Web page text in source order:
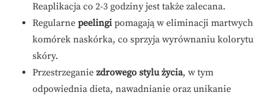
Reaplikacja co 2-3 godziny jest także zalecana.
Regularne peelingi pomagają w eliminacji martwych
komórek naskórka, co sprzyja wyrównaniu kolorytu
skóry.
Przestrzeganie zdrowego stylu życia, w tym
odpowiednia dieta, nawadnianie oraz unikanie